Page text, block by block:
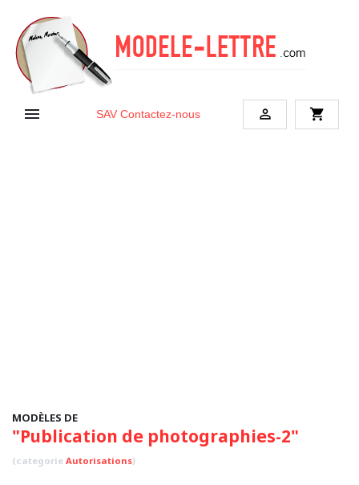
 SAV Contactez-nous  shopping_cart
MODÈLES DE
"Publication de photographies-2"
(categorie Autorisations)